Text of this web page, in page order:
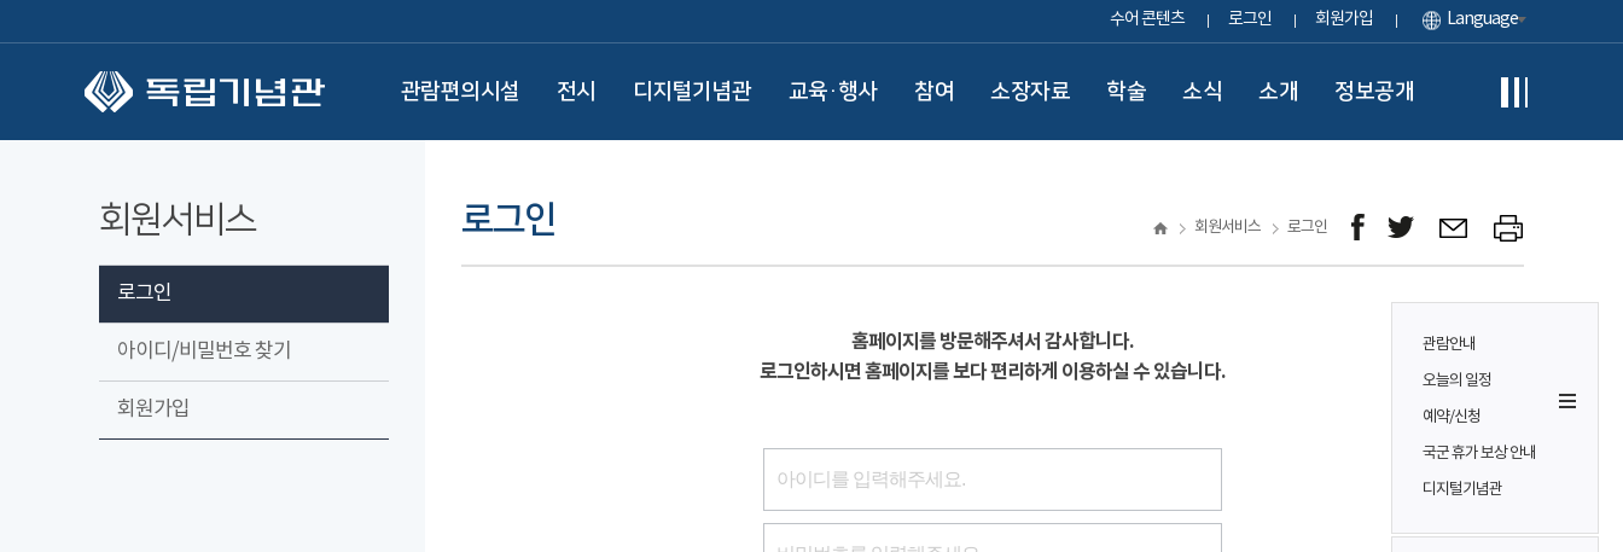
수어 콘텐츠 로그인 회원가입 Language
관람편의시설 전시 디지털기념관 교육·행사 참여 소장자료 학술 소식 소개 정보공개
관람안내
오늘의 일정
예약/신청
국군 휴가 보상 안내
디지털기념관
회원서비스
로그인
아이디/비밀번호 찾기
회원가입
로그인 회원서비스 로그인
홈페이지를 방문해주셔서 감사합니다.
로그인하시면 홈페이지를 보다 편리하게 이용하실 수 있습니다.